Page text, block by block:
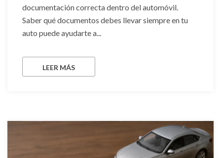
documentación correcta dentro del automóvil.
Saber qué documentos debes llevar siempre en tu
auto puede ayudarte a...
LEER MÁS